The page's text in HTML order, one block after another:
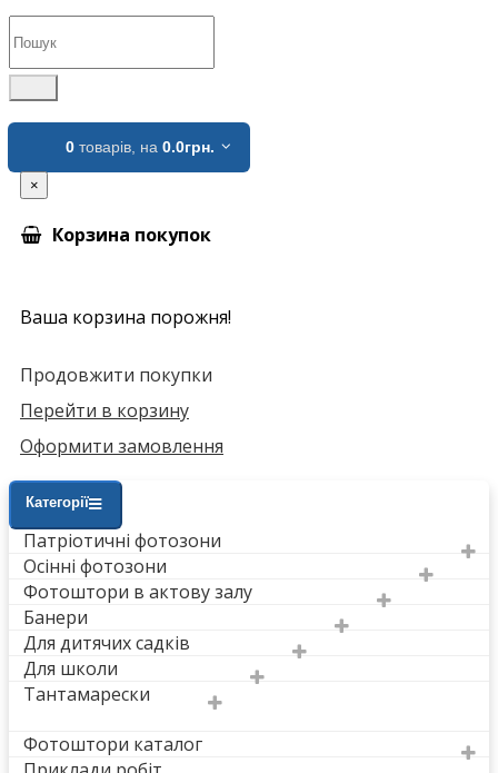
0 товарів, на 0.0грн.
×
Корзина покупок
Ваша корзина порожня!
Продовжити покупки
Перейти в корзину
Оформити замовлення
Категорії
Патріотичні фотозони
Осінні фотозони
Фотоштори в актову залу
Банери
Для дитячих садків
Для школи
Тантамарески
Фотоштори каталог